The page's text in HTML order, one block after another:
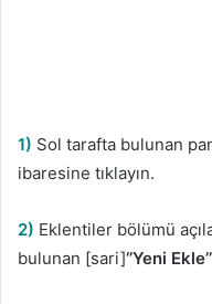
1) Sol tarafta bulunan
ibaresine tıklayın.
2) Eklentiler bölümü
bulunan [sari]‘’Yeni Ekle’’